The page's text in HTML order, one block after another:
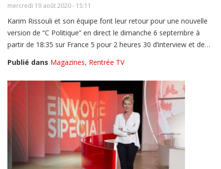
mercredi 19 août 2020 - 15:11
Karim Rissouli et son équipe font leur retour pour une nouvelle
version de “C Politique” en direct le dimanche 6 septembre à
partir de 18:35 sur France 5 pour 2 heures 30 d’interview et de…
Publié dans Magazines, Rentrée TV